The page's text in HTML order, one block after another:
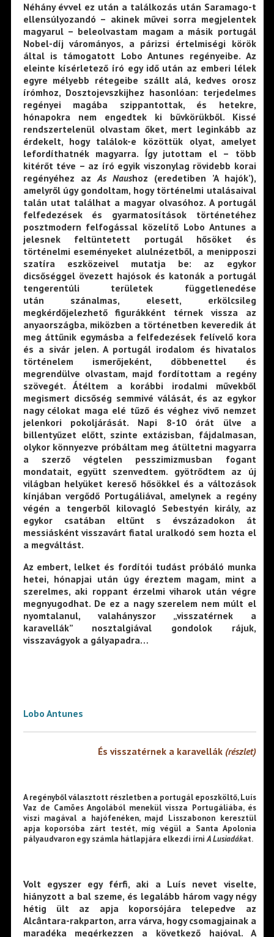
Néhány évvel ez után a találkozás után Saramago-t
ellensúlyozandó – akinek művei sorra megjelentek
magyarul – beleolvastam magam a másik portugál
Nobel-díj várományos, a párizsi értelmiségi körök
által is támogatott Lobo Antunes regényeibe. Az
eleinte kísérletező író egy idő után az emberi lélek
egyre mélyebb rétegeibe szállt alá, kedves orosz
írómhoz, Dosztojevszkijhez hasonlóan: terjedelmes
regényei magába szippantottak, és hetekre,
hónapokra nem engedtek ki bűvkörükből. Kissé
rendszertelenül olvastam őket, mert leginkább az
érdekelt, hogy találok-e közöttük olyat, amelyet
lefordíthatnék magyarra. Így jutottam el – több
kitérőt téve – az író egyik viszonylag rövidebb korai
regényéhez azAs Naushoz (eredetiben ’A hajók’),
amelyről úgy gondoltam, hogy történelmi utalásaival
talán utat találhat a magyar olvasóhoz. A portugál
felfedezések és gyarmatosítások történetéhez
posztmodern felfogással közelítő Lobo Antunes a
jelesnek feltüntetett portugál hősöket és
történelmi eseményeket alulnézetből, a menipposzi
szatíra eszközeivel mutatja be: az egykor
dicsőséggel övezett hajósok és katonák a portugál
tengerentúli területek függetlenedése
után szánalmas, elesett, erkölcsileg
megkérdőjelezhető figurákként térnek vissza az
anyaországba, miközben a történetben keveredik át
meg áttűnik egymásba a felfedezések felívelő kora
és a sivár jelen. A portugál irodalom és hivatalos
történelem ismerőjeként, döbbenettel és
megrendülve olvastam, majd fordítottam a regény
szövegét. Átéltem a korábbi irodalmi művekből
megismert dicsőség semmivé válását, és az egykor
nagy célokat maga elé tűző és véghez vivő nemzet
jelenkori pokoljárását. Napi 8-10 órát ülve a
billentyűzet előtt, szinte extázisban, fájdalmasan,
olykor könnyezve próbáltam meg átültetni magyarra
a szerző végtelen pesszimizmusban fogant
mondatait, együtt szenvedtem. gyötrődtem az új
világban helyüket kereső hősökkel és a változások
kínjában vergődő Portugáliával, amelynek a regény
végén a tengerből kilovagló Sebestyén király, az
egykor csatában eltűnt s évszázadokon át
messiásként visszavárt fiatal uralkodó sem hozta el
a megváltást.
Az embert, lelket és fordítói tudást próbáló munka
hetei, hónapjai után úgy éreztem magam, mint a
szerelmes, aki roppant érzelmi viharok után végre
megnyugodhat. De ez a nagy szerelem nem múlt el
nyomtalanul, valahányszor „visszatérnek a
karavellák” nosztalgiával gondolok rájuk,
visszavágyok a gályapadra…
Lobo Antunes
És visszatérnek a karavellák(részlet)
A regényből választott részletben a portugál eposzköltő, Luís
Vaz de Camões Angolából menekül vissza Portugáliába, és
viszi magával a hajófenéken, majd Lisszabonon keresztül
apja koporsóba zárt testét, míg végül a Santa Apolonia
pályaudvaron egy számla hátlapjára elkezdi írniA Lusiadákat.
Volt egyszer egy férfi, aki a Luís nevet viselte,
hiányzott a bal szeme, és legalább három vagy négy
hétig ült az apja koporsójára telepedve az
Alcântara-rakparton, arra várva, hogy csomagjainak a
maradéka megérkezzen a következő hajóval. A